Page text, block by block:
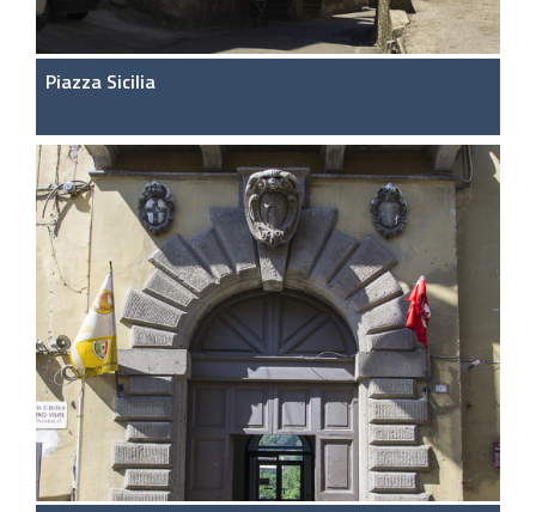
Piazza Sicilia